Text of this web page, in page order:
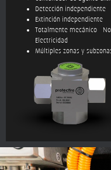
Extinción independiente
Totalmente mecánico - No
Electricidad
Múltiples zonas y subzonas